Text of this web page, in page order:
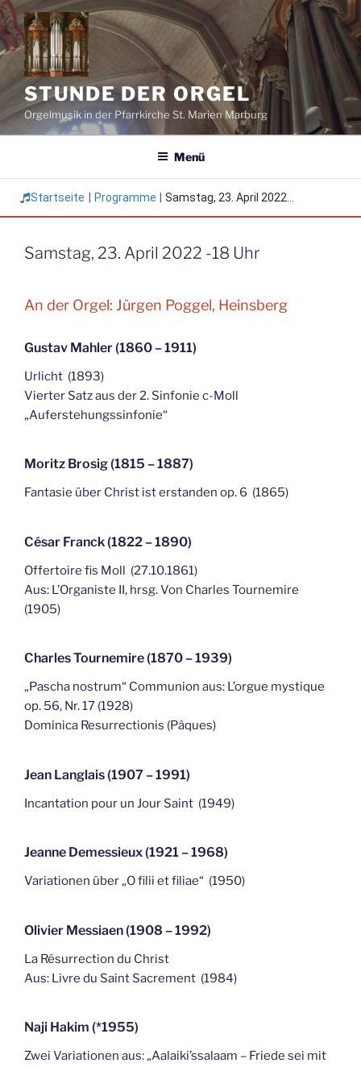
Zum
Inhalt
springen
STUNDE DER ORGEL
Orgelmusik in der Pfarrkirche St. Marien Marburg
Menü
Startseite Programme Samstag, 23. April 2022...
Samstag, 23. April 2022 -18 Uhr
An der Orgel: Jürgen Poggel, Heinsberg
Gustav Mahler (1860 – 1911)
Urlicht (1893)
Vierter Satz aus der 2. Sinfonie c-Moll
„Auferstehungssinfonie“
Moritz Brosig (1815 – 1887)
Fantasie über Christ ist erstanden op. 6 (1865)
César Franck (1822 – 1890)
Offertoire fis Moll (27.10.1861)
Aus: L’Organiste II, hrsg. Von Charles Tournemire
(1905)
Charles Tournemire (1870 – 1939)
„Pascha nostrum“ Communion aus: L’orgue mystique
op. 56, Nr. 17 (1928)
Dominica Resurrectionis (Pâques)
Jean Langlais (1907 – 1991)
Incantation pour un Jour Saint (1949)
Jeanne Demessieux (1921 – 1968)
Variationen über „O filii et filiae“ (1950)
Olivier Messiaen (1908 – 1992)
La Résurrection du Christ
Aus: Livre du Saint Sacrement (1984)
Naji Hakim (*1955)
Zwei Variationen aus: „Aalaiki’ssalaam – Friede sei mit